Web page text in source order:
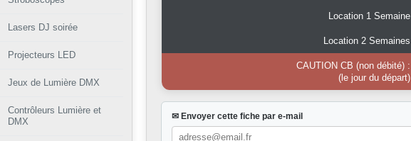
Lasers DJ soirée
Projecteurs LED
Jeux de Lumière DMX
Contrôleurs Lumière et
DMX
Location 1 Semaine
Location 2 Semaines
CAUTION CB (non débité) :
(le jour du départ)
✉ Envoyer cette fiche par e-mail